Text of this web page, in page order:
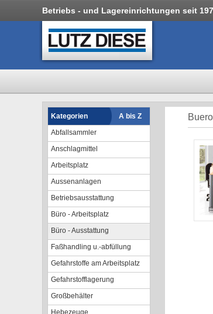
Betriebs - und Lagereinrichtungen seit
Kategorien
A bis Z
Abfallsammler
Anschlagmittel
Arbeitsplatz
Aussenanlagen
Betriebsausstattung
Büro - Arbeitsplatz
Büro - Ausstattung
Faßhandling u.-abfüllung
Gefahrstoffe am Arbeitsplatz
Gefahrstofflagerung
Großbehälter
Hebezeuge